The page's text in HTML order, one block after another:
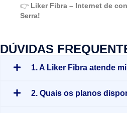
👉 Liker Fibra – Internet de
Serra!
DÚVIDAS
1. A Liker Fibra atende
2. Quais os planos